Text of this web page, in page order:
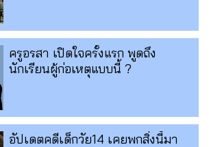
ครูอรสา เปิดใจครั้งแรก พูดถึง
นักเรียนผู้ก่อเหตุแบบนี้ ?
อัปเดตคดีเด็กวัย14 เคยพกสิ่งนี้มา